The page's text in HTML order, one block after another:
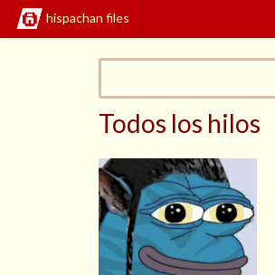
hispachan files
Todos los hilos